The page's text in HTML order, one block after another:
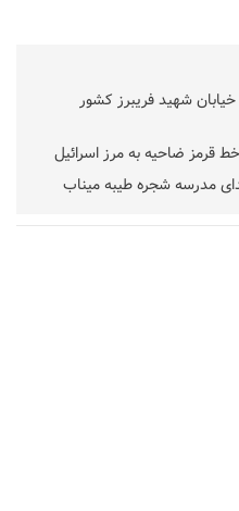
شهید فریبرز کشور
ضاحیه به مرز اسرائیل
مدرسه شجره طیبه میناب